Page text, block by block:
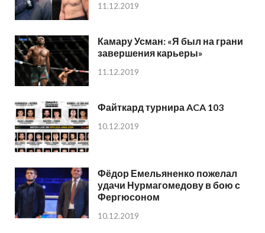
11.12.2019
Камару Усман: «Я был на грани
завершения карьеры»
11.12.2019
Файткард турнира ACA 103
10.12.2019
Фёдор Емельяненко пожелал
удачи Нурмагомедову в бою с
Фергюсоном
10.12.2019